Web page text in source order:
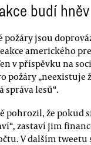
budí hněv
jsou
amerického
v příspěvku na
požáry „neexistuje
správa lesů“.
pohrozil, že pokud
zastaví jim
V dalším tweetu